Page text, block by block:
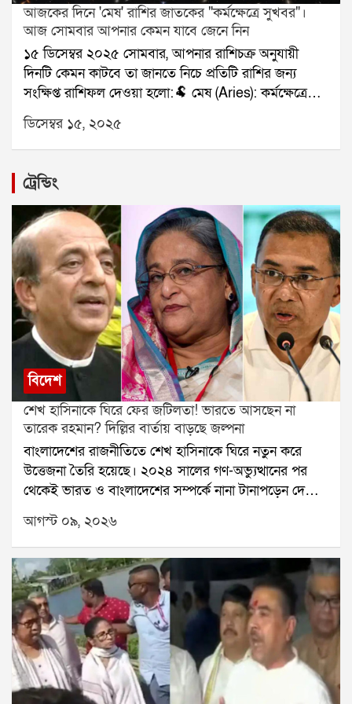
আজকের দিনে 'মেষ' রাশির জাতকের "কর্মক্ষেত্রে সুখবর"।
আজ সোমবার আপনার কেমন যাবে জেনে নিন
১৫ ডিসেম্বর ২০২৫ সোমবার, আপনার রাশিচক্র অনুযায়ী
দিনটি কেমন কাটবে তা জানতে নিচে প্রতিটি রাশির জন্য
সংক্ষিপ্ত রাশিফল দেওয়া হলো:🐏 মেষ (Aries): কর্মক্ষেত্রে
সুখবর।🐂 বৃষ (Taurus): পরিবারের দায়িত্ব।👥 মিথুন
(Gemini): সৃজনশীল কাজে সাফল্য।🦀 কর্কট (Cancer):
ক্লান্তি বাড়বে।🦁 সিংহ (Leo): আর্থিক লাভ।🌾 কন্যা (Virgo):
প্রেমে স্বস্তি।⚖️ তুলা (Libra): ভ্রমণের প্রস্তুতি।🦂 বৃশ্চিক
(Scorpio): অর্থ ফেরত সম্ভাবনা।🏹 ধনু (Sagittarius): কাজ
সফল।🐐 মকর (Capricorn): ভুল বোঝাবুঝি দূর।🌊 কুম্ভ
(Aquarius): সহায়তা মিলবে।🐟 মীন (Pisces): নথিপত্র
ভালো যাবে।যে কোনও সমস্যার স্থায়ী সমাধানের জন্য
যোগাযোগ করুনঃ শ্রী সূপর্ণ (জ্যোতিষী)যোগাযোগঃ
৯৮৩০০৬৫২৪০, ওয়েবসাইটঃ www.srisuparna.com
ডিসেম্বর ১৫, ২০২৫
ট্রেন্ডিং
বিদেশ
শেখ হাসিনাকে ঘিরে ফের জটিলতা! ভারতে আসছেন না
তারেক রহমান? দিল্লির বার্তায় বাড়ছে জল্পনা
বাংলাদেশের রাজনীতিতে শেখ হাসিনাকে ঘিরে নতুন করে
উত্তেজনা তৈরি হয়েছে। ২০২৪ সালের গণ-অভ্যুত্থানের পর
থেকেই ভারত ও বাংলাদেশের সম্পর্কে নানা টানাপড়েন দেখা
দিয়েছে। তৎকালীন প্রধানমন্ত্রী শেখ হাসিনা ক্ষমতাচ্যুত হয়ে
ভারতে থাকার পর সেই সম্পর্কের সমীকরণ আরও জটিল
হয়েছে।গত ৫ অগস্ট নয়াদিল্লি থেকে শেখ হাসিনার ভার্চুয়াল
সাংবাদিক সম্মেলনের পর পরিস্থিতি আরও আলোচনায় আসে।
দেশে ফেরার ইচ্ছা প্রকাশ করে হাসিনা যে বার্তা দিয়েছেন, তা
বাংলাদেশের রাজনৈতিক মহলে নতুন করে চর্চা শুরু করেছে।
বিশেষ করে তাঁর প্রত্যাবর্তনের সম্ভাবনাকে ঘিরে বর্তমান
সরকারের উপর রাজনৈতিক চাপ বাড়তে পারে কি না, তা নিয়ে
জল্পনা তৈরি হয়েছে।এরই মধ্যে বাংলাদেশের প্রধানমন্ত্রী
তারেক রহমানের ভারত সফর নিয়ে অনিশ্চয়তার কথা সামনে
আগস্ট ০৯, ২০২৬